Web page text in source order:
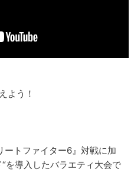
よう！
ートファイター6』対戦に加
を導入したバラエティ大会で